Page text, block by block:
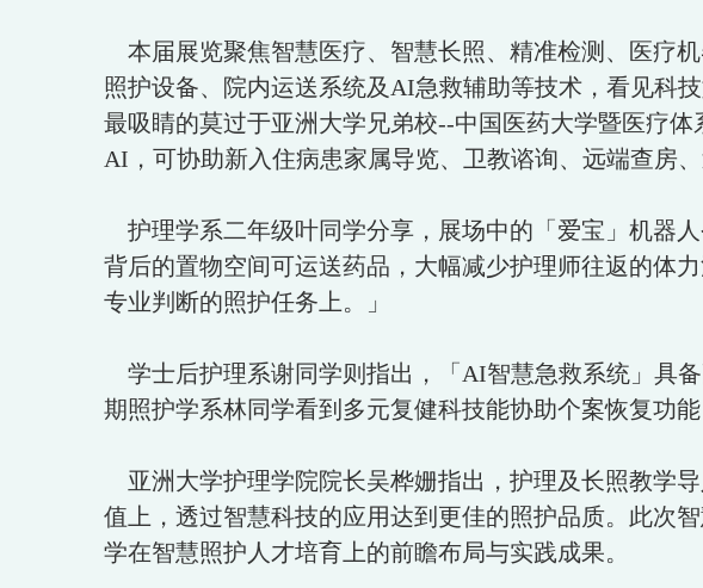
本届展览聚焦智慧医疗、智慧长照、精准检测、医疗
照护设备、院内运送系统及AI急救辅助等技术，看见科
最吸睛的莫过于亚洲大学兄弟校--中国医药大学暨医疗
AI，可协助新入住病患家属导览、卫教谘询、远端查房
护理学系二年级叶同学分享，展场中的「爱宝」机器
背后的置物空间可运送药品，大幅减少护理师往返的体
专业判断的照护任务上。」
学士后护理系谢同学则指出，「AI智慧急救系统」具
期照护学系林同学看到多元复健科技能协助个案恢复功
亚洲大学护理学院院长吴桦姗指出，护理及长照教学
值上，透过智慧科技的应用达到更佳的照护品质。此次
学在智慧照护人才培育上的前瞻布局与实践成果。